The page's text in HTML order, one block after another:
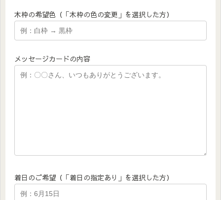
木枠の希望色（「木枠の色の変更」を選択した方）
メッセージカードの内容
着日のご希望（「着日の指定あり」を選択した方）